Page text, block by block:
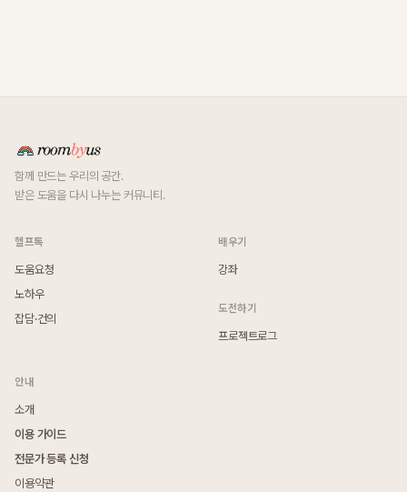
함께 만드는 우리의 공간.
받은 도움을 다시 나누는 커뮤니티.
헬프톡
도움요청
노하우
잡담·건의
배우기
강좌
도전하기
프로젝트로그
안내
소개
이용 가이드
전문가 등록 신청
이용약관